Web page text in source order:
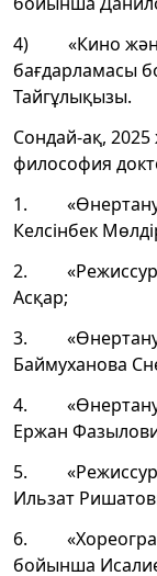
4) «Кино және
бағдарламасы
Тайгұлықызы.
Сондай-ақ,
философия
1. «Өнертану»
Келсінбек
2.
Асқар;
3.
Баймуханова
4.
Ержан
5.
Ильзат
6.
бойынша